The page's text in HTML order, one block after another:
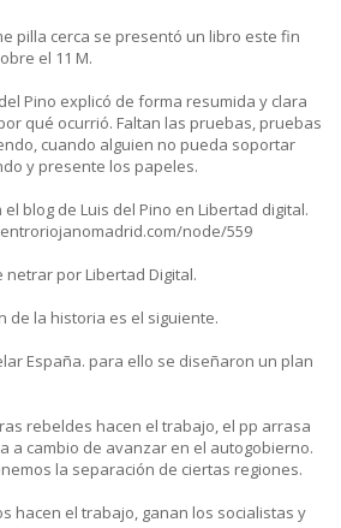
pilla cerca se presentó un libro este fin
el 11 M.
Pino explicó de forma resumida y clara
qué ocurrió. Faltan las pruebas, pruebas
cuando alguien no pueda soportar
y presente los papeles.
blog de Luis del Pino en Libertad digital.
node/559
por Libertad Digital.
de la historia es el siguiente.
España. para ello se diseñaron un plan
rebeldes hacen el trabajo, el pp arrasa
a cambio de avanzar en el autogobierno.
la separación de ciertas regiones.
hacen el trabajo, ganan los socialistas y